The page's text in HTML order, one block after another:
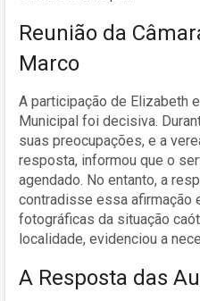
Reunião da
Marco
A participação de Elizabeth
Municipal foi decisiva.
suas preocupações, e a
resposta, informou que o
agendado. No entanto, a
contradisse essa afirmação
fotográficas da situação
localidade, evidenciou a
A Resposta das